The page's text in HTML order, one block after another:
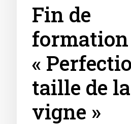
Fin de
formation
«
taille de la
vigne »